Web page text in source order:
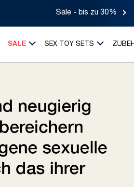
Sale - bis zu 30%
SALE SEX TOY SETS